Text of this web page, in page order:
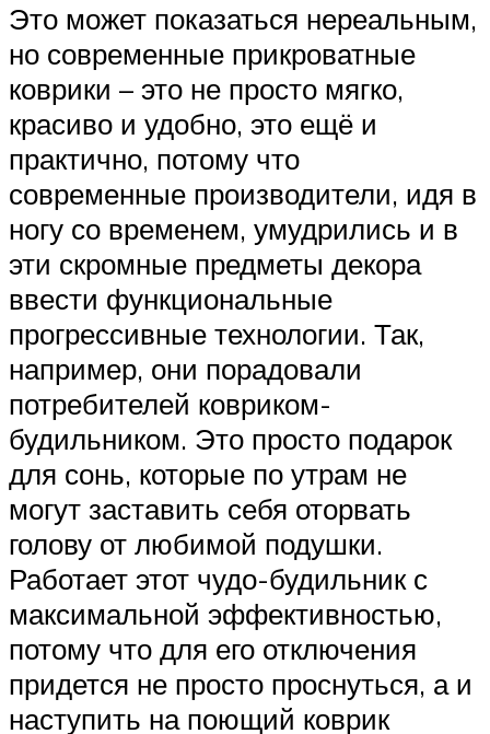
Это может показаться нереальным,
но современные прикроватные
коврики – это не просто мягко,
красиво и удобно, это ещё и
практично, потому что
современные производители, идя в
ногу со временем, умудрились и в
эти скромные предметы декора
ввести функциональные
прогрессивные технологии. Так,
например, они порадовали
потребителей ковриком-
будильником. Это просто подарок
для сонь, которые по утрам не
могут заставить себя оторвать
голову от любимой подушки.
Работает этот чудо-будильник с
максимальной эффективностью,
потому что для его отключения
придется не просто проснуться, а и
наступить на поющий коврик